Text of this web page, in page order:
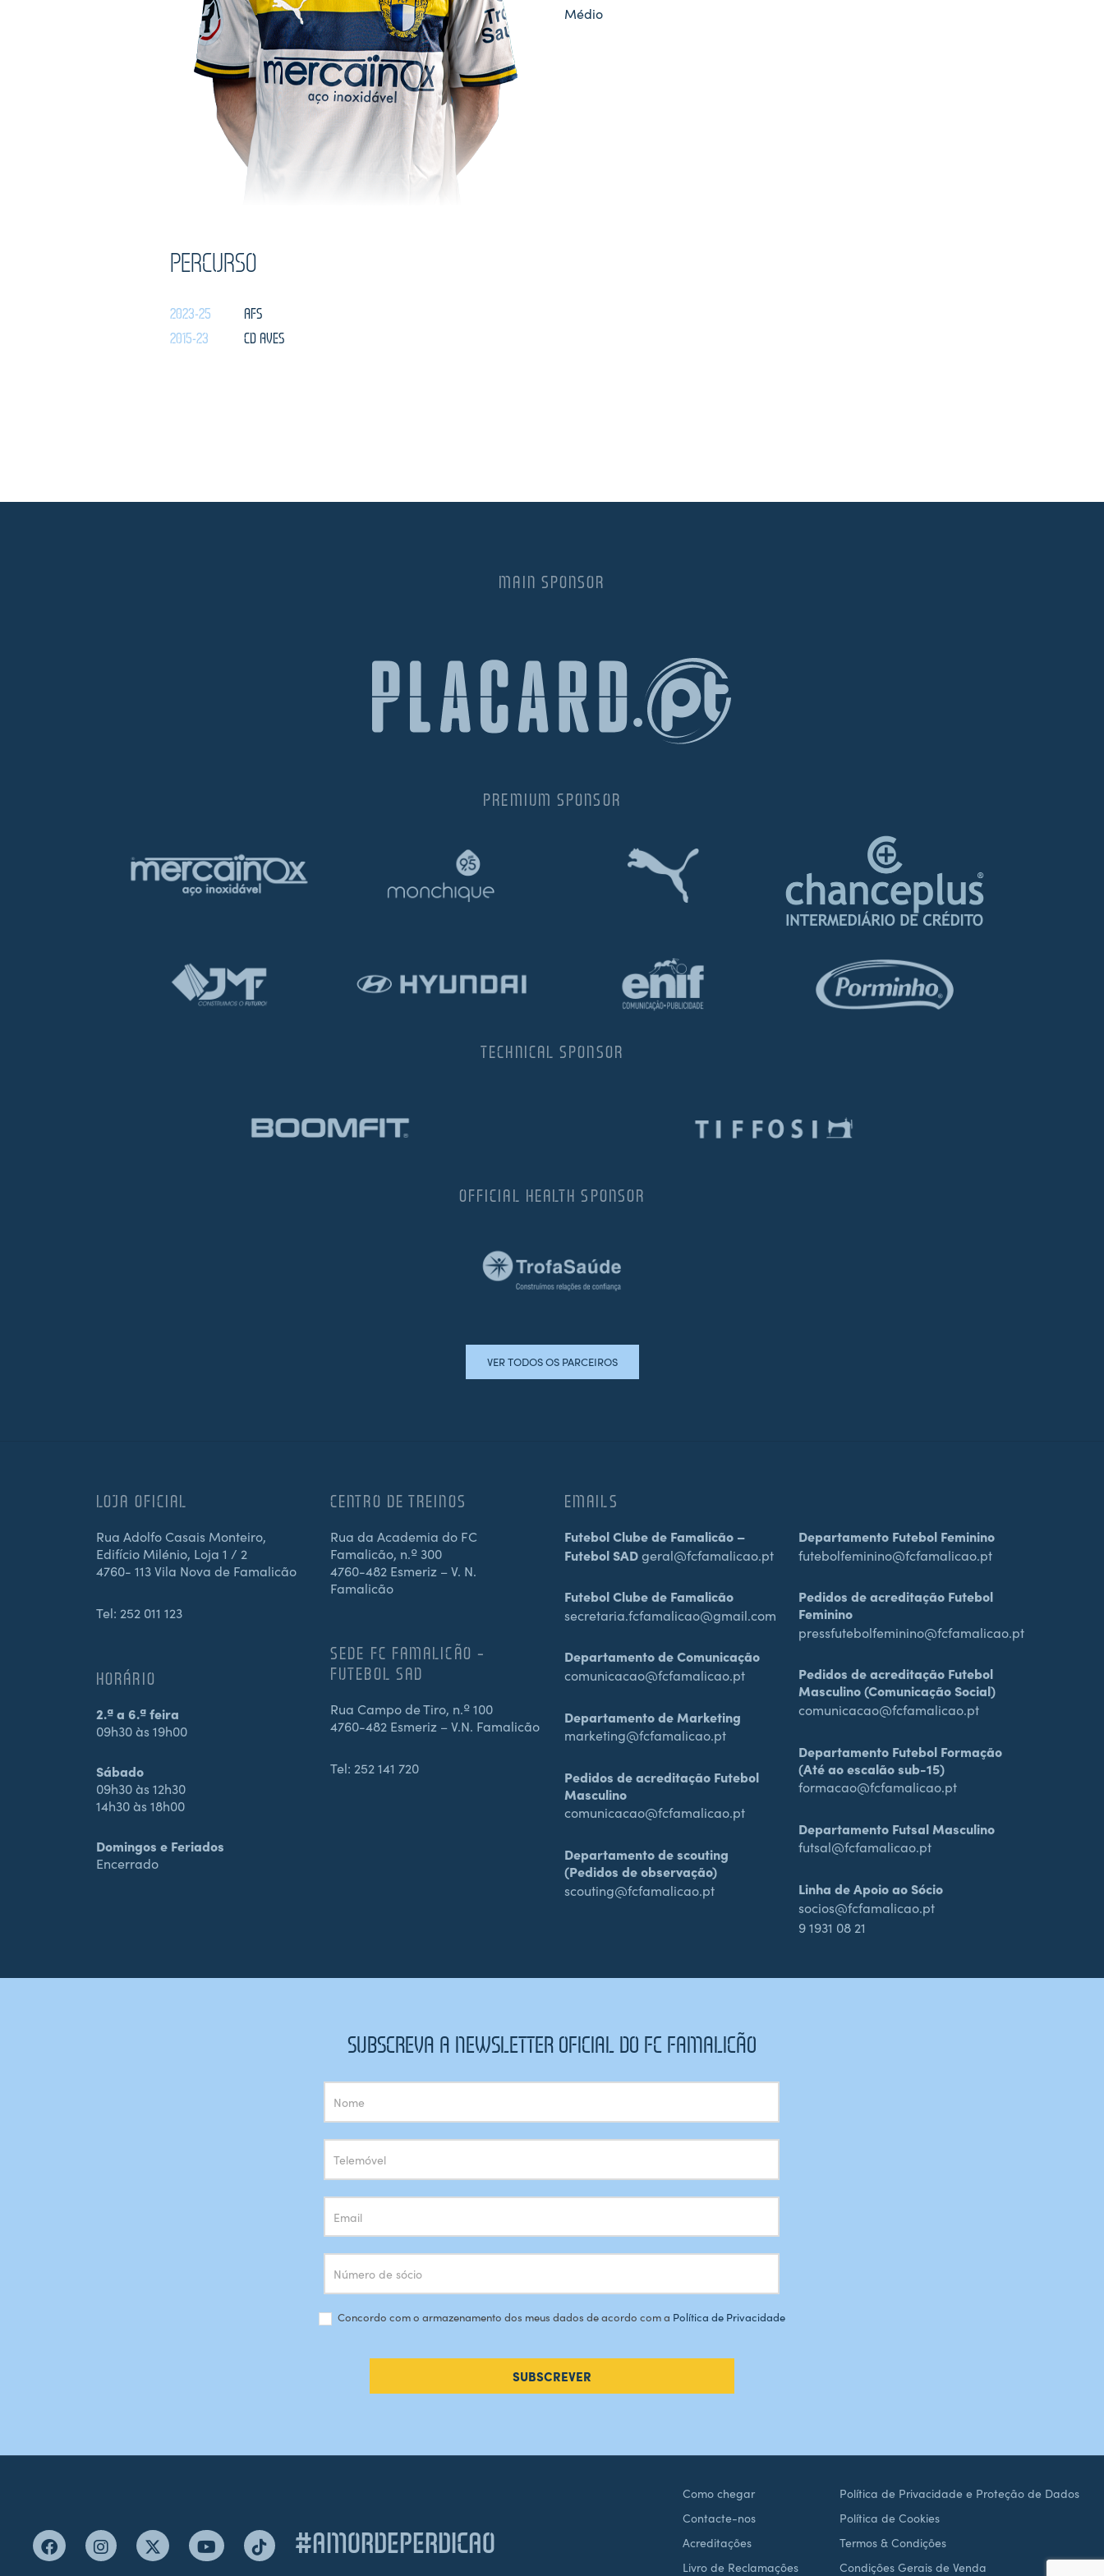
Médio
PERCURSO
2023-25
AFS
2015-23
CD AVES
MAIN SPONSOR
PREMIUM SPONSOR
TECHNICAL SPONSOR
OFFICIAL HEALTH SPONSOR
VER TODOS OS PARCEIROS
LOJA OFICIAL
Rua Adolfo Casais Monteiro,
Edifício Milénio, Loja 1 / 2
4760- 113 Vila Nova de Famalicão
Tel: 252 011 123
HORÁRIO
2.ª a 6.ª feira
09h30 às 19h00
Sábado
09h30 às 12h30
14h30 às 18h00
Domingos e Feriados
Encerrado
CENTRO DE TREINOS
Rua da Academia do FC
Famalicão, n.º 300
4760-482 Esmeriz – V. N.
Famalicão
SEDE FC FAMALICÃO –
FUTEBOL SAD
Rua Campo de Tiro, n.º 100
4760-482 Esmeriz – V.N. Famalicão
Tel: 252 141 720
EMAILS
Futebol Clube de Famalicão –
Futebol SADgeral@fcfamalicao.pt
Futebol Clube de Famalicão
secretaria.fcfamalicao@gmail.com
Departamento de Comunicação
comunicacao@fcfamalicao.pt
Departamento de Marketing
marketing@fcfamalicao.pt
Pedidos de acreditação Futebol
Masculino
comunicacao@fcfamalicao.pt
Departamento de scouting
(Pedidos de observação)
scouting@fcfamalicao.pt
Departamento Futebol Feminino
futebolfeminino@fcfamalicao.pt
Pedidos de acreditação Futebol
Feminino
pressfutebolfeminino@fcfamalicao.pt
Pedidos de acreditação Futebol
Masculino (Comunicação Social)
comunicacao@fcfamalicao.pt
Departamento Futebol Formação
(Até ao escalão sub-15)
formacao@fcfamalicao.pt
Departamento Futsal Masculino
futsal@fcfamalicao.pt
Linha de Apoio ao Sócio
socios@fcfamalicao.pt
9 1931 08 21
SUBSCREVA A NEWSLETTER OFICIAL DO FC FAMALICÃO
Concordo com o armazenamento dos meus dados de acordo com a Política de Privacidade
SUBSCREVER
#AMORDEPERDICAO
Como chegar
Contacte-nos
Acreditações
Livro de Reclamações
Política de Privacidade e Proteção de Dados
Política de Cookies
Termos & Condições
Condições Gerais de Venda